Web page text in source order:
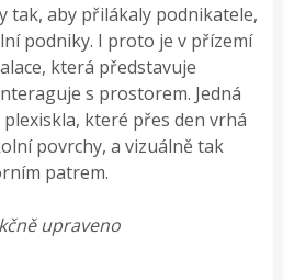
tak, aby přilákaly podnikatele,
podniky. I proto je v přízemí
která představuje
s prostorem. Jedná
které přes den vrhá
povrchy, a vizuálně tak
patrem.
upraveno